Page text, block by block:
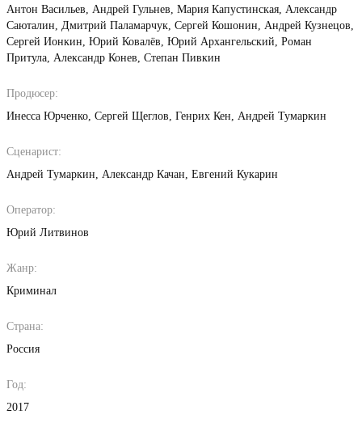
Антон Васильев Андрей Гульнев Мария Капустинская Александр
Саюталин Дмитрий Паламарчук Сергей Кошонин Андрей Кузнецов
Сергей Ионкин Юрий Ковалёв Юрий Архангельский Роман
Притула Александр Конев Степан Пивкин
Продюсер:
Инесса Юрченко Сергей Щеглов Генрих Кен Андрей Тумаркин
Сценарист:
Андрей Тумаркин Александр Качан Евгений Кукарин
Оператор:
Юрий Литвинов
Жанр:
Криминал
Страна:
Россия
Год:
2017